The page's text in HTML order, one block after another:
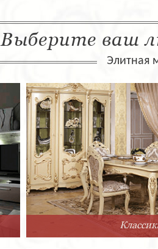
Выберите ваш
Элитная